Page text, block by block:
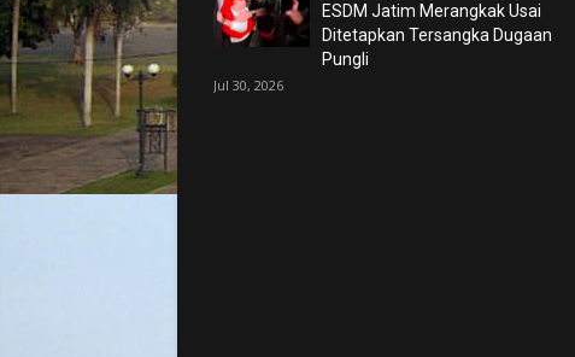
ESDM Jatim Merangkak Usai
Ditetapkan Tersangka Dugaan
Pungli
Jul 30, 2026